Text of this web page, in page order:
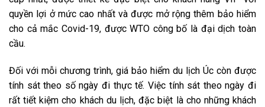
quyền lợi ở mức cao nhất và được mở rộng thêm bảo hiểm
cho cả mắc Covid-19, được WTO công bố là đại dịch toàn
cầu.
Đối với mỗi chương trình, giá bảo hiểm du lịch Úc còn được
tính sát theo số ngày đi thực tế. Việc tính sát theo ngày đi
rất tiết kiệm cho khách du lịch, đặc biệt là cho những khách